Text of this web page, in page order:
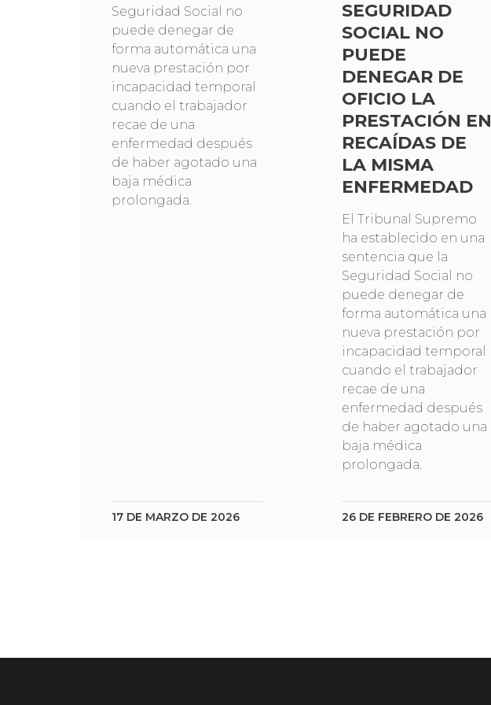
Seguridad Social no
puede denegar de
forma automática una
nueva prestación por
incapacidad temporal
cuando el trabajador
recae de una
enfermedad después
de haber agotado una
baja médica
prolongada.
17 DE MARZO DE 2026
SEGURIDAD
SOCIAL NO
PUEDE
DENEGAR DE
OFICIO LA
PRESTACIÓN EN
RECAÍDAS DE
LA MISMA
ENFERMEDAD
El Tribunal Supremo
ha establecido en una
sentencia que la
Seguridad Social no
puede denegar de
forma automática una
nueva prestación por
incapacidad temporal
cuando el trabajador
recae de una
enfermedad después
de haber agotado una
baja médica
prolongada.
26 DE FEBRERO DE 2026